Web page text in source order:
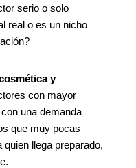
serio o solo
real o es un nicho
y
con mayor
una demanda
que muy pocas
llega preparado,